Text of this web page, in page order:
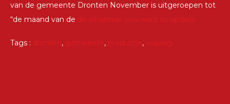
van de gemeente Dronten November is uitgeroepen tot
“de maand van de do whatever you want to update
Tags : dronten, gemeente, productie, wajong